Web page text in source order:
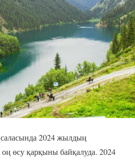
саласында 2024 жылдың
оң өсу қарқыны байқалуда. 2024